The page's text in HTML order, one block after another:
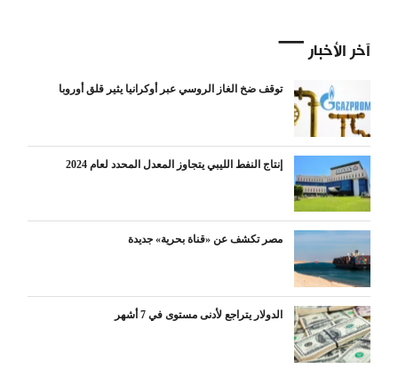
آخر الأخبار
توقف ضخ الغاز الروسي عبر أوكرانيا يثير قلق أوروبا
إنتاج النفط الليبي يتجاوز المعدل المحدد لعام 2024
مصر تكشف عن «قناة بحرية» جديدة
الدولار يتراجع لأدنى مستوى في 7 أشهر